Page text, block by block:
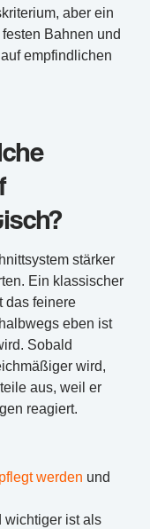
aber ein
Bahnen und
empfindlichen
stärker
Ein klassischer
das feinere
eben ist
Sobald
wird,
aus, weil er
reagiert.
werden und
wichtiger ist als